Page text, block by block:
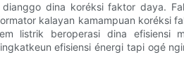
dina koréksi faktor daya.
kalayan kamampuan koréksi
listrik beroperasi dina efisiensi
efisiensi énergi tapi ogé